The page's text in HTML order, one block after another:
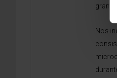
gran
Nos